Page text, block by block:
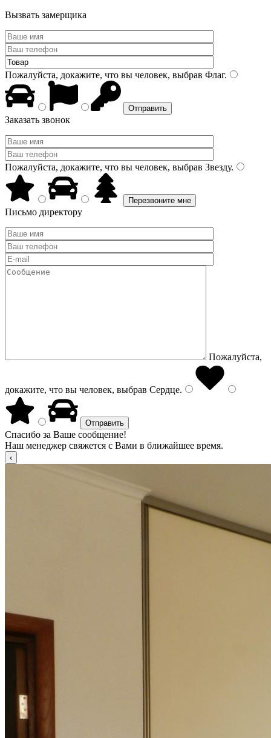
Вызвать замерщика
Пожалуйста, докажите, что вы человек, выбрав Флаг.
Заказать звонок
Пожалуйста, докажите, что вы человек, выбрав Звезду.
Письмо директору
Пожалуйста,
докажите, что вы человек, выбрав Сердце.
Спасибо за Ваше сообщение!
Наш менеджер свяжется с Вами в ближайшее время.